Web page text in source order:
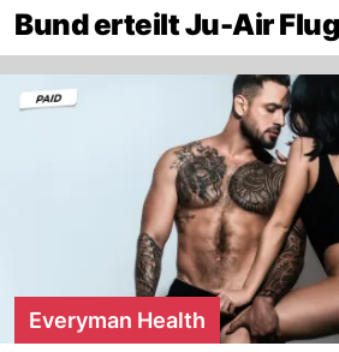
Bund erteilt Ju-Air
Everyman Health